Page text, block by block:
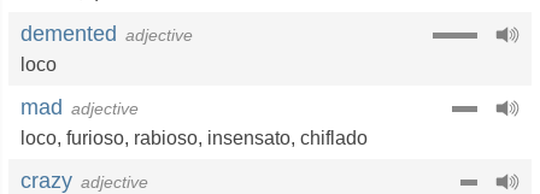
demented adjective
loco
mad adjective
loco, furioso, rabioso, insensato, chiflado
crazy adjective